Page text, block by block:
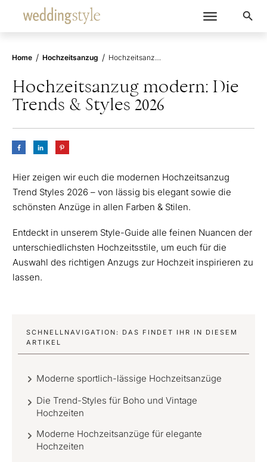
Home / Hochzeitsanzug / Hochzeitsanzug modern: Die Trends & Styles 2026
Hochzeitsanzug modern: Die
Trends & Styles 2026
Hier zeigen wir euch die modernen Hochzeitsanzug
Trend Styles 2026 – von lässig bis elegant sowie die
schönsten Anzüge in allen Farben & Stilen.
Entdeckt in unserem Style-Guide alle feinen Nuancen der
unterschiedlichsten Hochzeitsstile, um euch für die
Auswahl des richtigen Anzugs zur Hochzeit inspirieren zu
lassen.
SCHNELLNAVIGATION: DAS FINDET IHR IN DIESEM
ARTIKEL
Moderne sportlich-lässige Hochzeitsanzüge
Die Trend-Styles für Boho und Vintage
Hochzeiten
Moderne Hochzeitsanzüge für elegante
Hochzeiten